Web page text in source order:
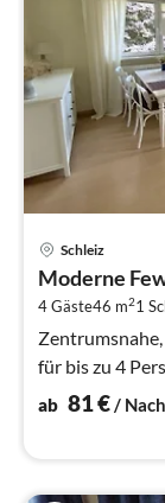
Schleiz
Moderne
4 Gäste46 m21
für bis zu 4
ab 81€/